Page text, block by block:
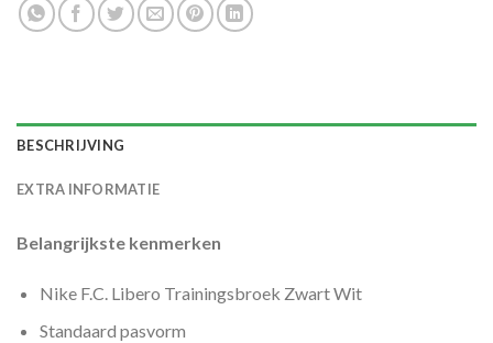
BESCHRIJVING
EXTRA INFORMATIE
Belangrijkste kenmerken
Nike F.C. Libero Trainingsbroek Zwart Wit
Standaard pasvorm